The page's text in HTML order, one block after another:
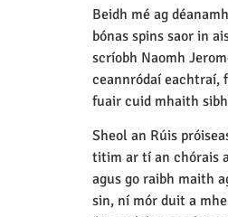
Beidh mé ag
bónas spins saor in
scríobh Naomh
ceannródaí eachtraí,
fuair cuid mhaith
Sheol an Rúis
titim ar tí an chórais
agus go raibh maith
sin, ní mór duit a